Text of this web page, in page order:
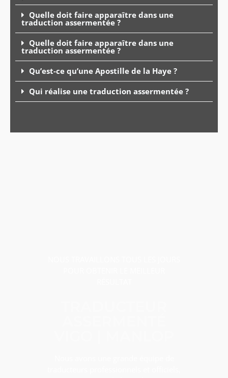
Quelle doit faire apparaître dans une
traduction assermentée ?
Quelle doit faire apparaître dans une
traduction assermentée ?
Qu’est-ce qu’une Apostille de la Haye ?
Qui réalise une traduction assermentée ?